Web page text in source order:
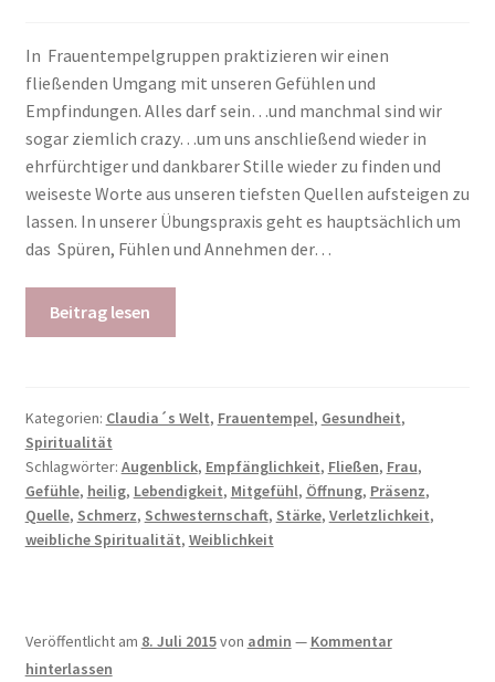
In Frauentempelgruppen praktizieren wir einen
fließenden Umgang mit unseren Gefühlen und
Empfindungen. Alles darf sein…und manchmal sind wir
sogar ziemlich crazy…um uns anschließend wieder in
ehrfürchtiger und dankbarer Stille wieder zu finden und
weiseste Worte aus unseren tiefsten Quellen aufsteigen zu
lassen. In unserer Übungspraxis geht es hauptsächlich um
das Spüren, Fühlen und Annehmen der…
Beitrag lesen
Kategorien: Claudia´s Welt, Frauentempel, Gesundheit,
Spiritualität
Schlagwörter: Augenblick, Empfänglichkeit, Fließen, Frau,
Gefühle, heilig, Lebendigkeit, Mitgefühl, Öffnung, Präsenz,
Quelle, Schmerz, Schwesternschaft, Stärke, Verletzlichkeit,
weibliche Spiritualität, Weiblichkeit
Veröffentlicht am 8. Juli 2015von admin — Kommentar
hinterlassen